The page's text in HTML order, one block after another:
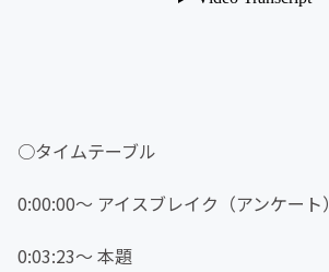
○タイムテーブル
0:00:00〜 アイスブレイク（アンケート）
0:03:23〜 本題